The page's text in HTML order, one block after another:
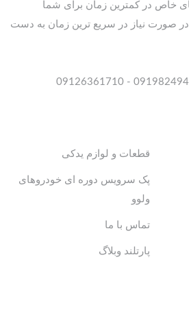
خاص در کمترین زمان برای شما
صورت نیاز در سریع ترین زمان به دست
قطعات و لوازم یدکی
پک سرویس دوره ای خودروهای
ولوو
تماس با ما
پارتلند وبلاگ